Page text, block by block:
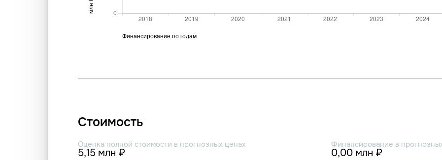
Стоимость
Оценка полной стоимости в прогнозных ценах
5,15 млн ₽
Финансирование в
0,00 млн ₽